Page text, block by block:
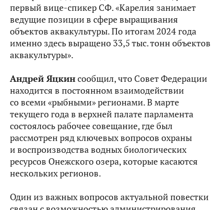
первый вице-спикер СФ. «Карелия занимает
ведущие позиции в сфере выращивания
объектов аквакультуры. По итогам 2024 года
именно здесь выращено 33,5 тыс. тонн объектов
аквакультуры».
Андрей Яцкинсообщил, что Совет Федерации
находится в постоянном взаимодействии
со всеми «рыбными» регионами. В марте
текущего года в верхней палате парламента
состоялось рабочее совещание, где был
рассмотрен ряд ключевых вопросов охраны
и воспроизводства водных биологических
ресурсов Онежского озера, которые касаются
нескольких регионов.
Один из важных вопросов актуальной повестки